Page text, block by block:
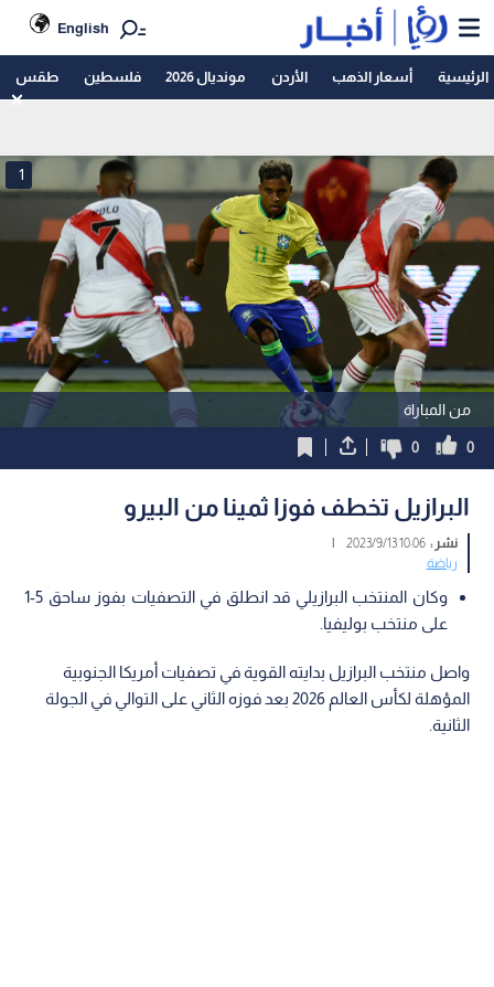
English
الرئيسية أسعار الذهب الأردن مونديال 2026 فلسطين طقس
من المباراة
1
0
0
البرازيل تخطف فوزا ثمينا من البيرو
نشر :10:06 2023/9/13
|
رياضة
وكان المنتخب البرازيلي قد انطلق في التصفيات بفوز ساحق 5-1
على منتخب بوليفيا.
واصل منتخب البرازيل بدايته القوية في تصفيات أمريكا الجنوبية
المؤهلة لكأس العالم 2026 بعد فوزه الثاني على التوالي في الجولة
الثانية.